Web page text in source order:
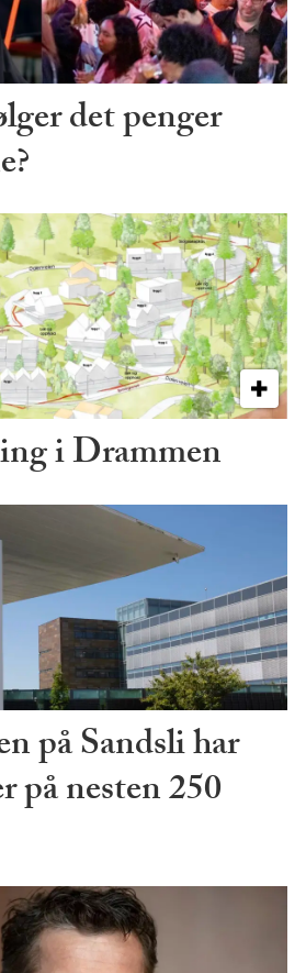
det penger
i Drammen
på Sandsli har
på nesten 250